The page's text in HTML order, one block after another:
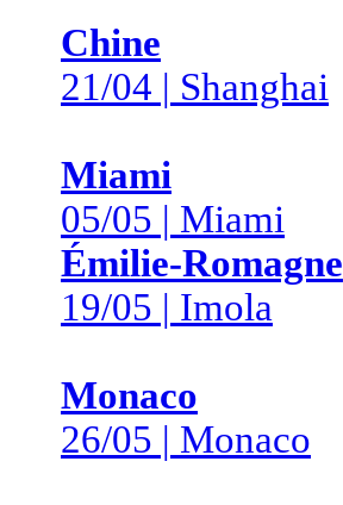
Chine
21/04 | Shanghai
Miami
05/05 | Miami
Émilie-Romagne
19/05 | Imola
Monaco
26/05 | Monaco